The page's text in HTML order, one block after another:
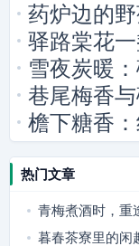
药炉边的
驿路棠花
雪夜炭暖
巷尾梅香
檐下糖香
热门文章
青梅煮酒时，重
暮春茶寮里的闲